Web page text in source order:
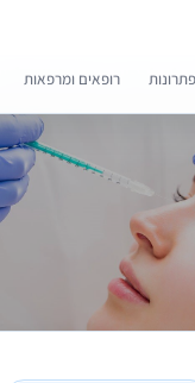
לך לבחור רופאים מומלצים
רופאים ומרפאות